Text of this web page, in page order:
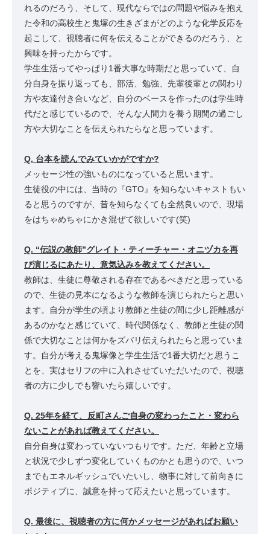
れるのだろう、そして、現代ならではの問題や悩みを抱え
た令和の高校生と鬼塚の生きざまがどのような化学反応を
起こして、視聴者に何を伝えることができるのだろう、と
興味を持ったからです。
学生生活ってやっぱり1番大事な時期だと思っていて、自
分自身を振り返っても、部活、勉強、先輩後輩との関わり
方や友達付き合いなど、自分のベースを作ったのは学生時
代だと感じているので、そんな人間力を養う期間の過ごし
方や大切なことを伝えられたらなと思っています。
Q. 台本を読んでみていかがですか?
メッセージ性の強いものになっていると思います。
生徒役の中には、当時の『GTO』を知らないキャストもい
ると思うのですが、昔を知らなくても全然良いので、現場
をはちゃめちゃにかき混ぜて欲しいです(笑)
Q. “伝説の教師”グレイト・ティーチャー・オニヅカを再
び演じるにあたり、意気込みを教えてください。
教師は、生徒に尊敬される存在であるべきだと思っている
ので、生徒の見本になるような教師を演じられたらと思い
ます。自分が学生の頃より教師と生徒の間に少し距離感が
あるのかなと感じていて、時代関係なく、教師と生徒の関
係で大切なことは何かをズバリ伝えられたらと思っていま
す。自分が考える鬼塚像と学生生活で1番大切だと思うこ
とを、実はセリフの中に入れさせていただいたので、視聴
者の方に少しでも響いたら嬉しいです。
Q. 25年を経て、反町さんご自身の変わったこと・変わら
ないことがあれば教えてください。
自分自身は変わっていないつもりです。ただ、年齢と立場
と状況で少しずつ変化していくものかとも思うので、いつ
までもエネルギッシュでいたいし、物事に対して前向きに
ポジティブに、誠意を持って応えたいと思っています。
Q. 最後に、視聴者の方に何かメッセージがあればお願い